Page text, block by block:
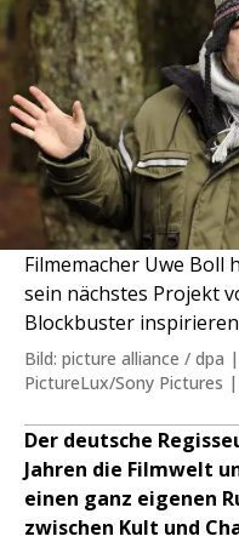
Filmemacher Uwe Boll
sein nächstes Projekt
Blockbuster
Bild: picture alliance / dpa
PictureLux/Sony Pictures |
Der deutsche
Jahren die Filmwelt
einen ganz eigenen
zwischen Kult und